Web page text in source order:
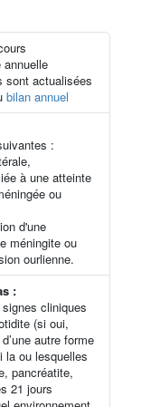
annuelle
sont actualisées
bilan annuel
:
à une atteinte
ou
d'une
méningite ou
ourlienne.
:
cliniques
(si oui,
autre forme
la ou lesquelles
pancréatite,
21 jours